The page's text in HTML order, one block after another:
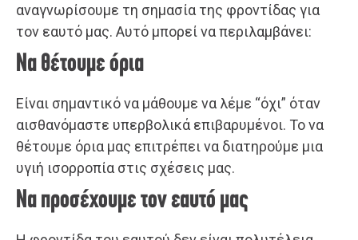
αναγνωρίσουμε τη σημασία της φροντίδας για
τον εαυτό μας. Αυτό μπορεί να περιλαμβάνει:
Να θέτουμε όρια
Είναι σημαντικό να μάθουμε να λέμε “όχι” όταν
αισθανόμαστε υπερβολικά επιβαρυμένοι. Το να
θέτουμε όρια μας επιτρέπει να διατηρούμε μια
υγιή ισορροπία στις σχέσεις μας.
Να προσέχουμε τον εαυτό μας